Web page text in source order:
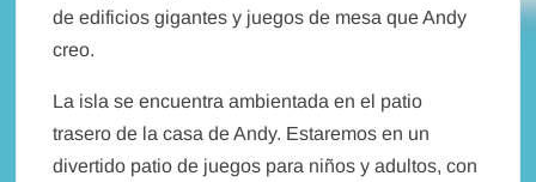
de edificios gigantes y juegos de mesa que Andy
creo.
La isla se encuentra ambientada en el patio
trasero de la casa de Andy. Estaremos en un
divertido patio de juegos para niños y adultos, con